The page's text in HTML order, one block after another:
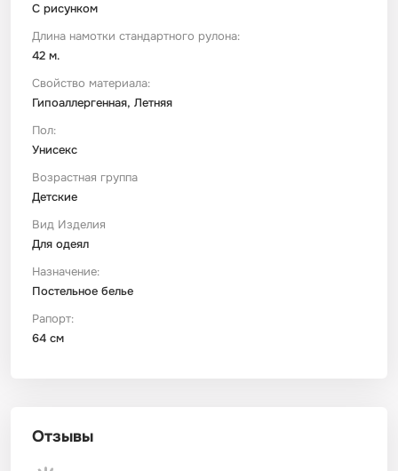
С рисунком
Длина намотки стандартного рулона:
42 м.
Свойство материала:
Гипоаллергенная, Летняя
Пол:
Унисекс
Возрастная группа
Детские
Вид Изделия
Для одеял
Назначение:
Постельное белье
Рапорт:
64 см
Отзывы